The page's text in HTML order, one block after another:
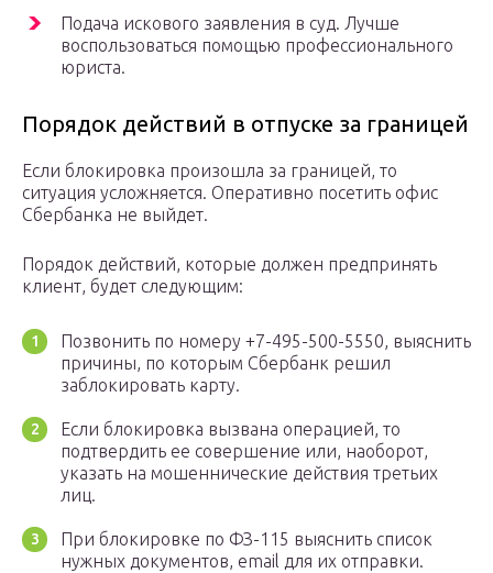
Подача искового заявления в суд. Лучше
воспользоваться помощью профессионального
юриста.
Порядок действий в отпуске за границей
Если блокировка произошла за границей, то
ситуация усложняется. Оперативно посетить офис
Сбербанка не выйдет.
Порядок действий, которые должен предпринять
клиент, будет следующим:
Позвонить по номеру +7-495-500-5550, выяснить
причины, по которым Сбербанк решил
заблокировать карту.
Если блокировка вызвана операцией, то
подтвердить ее совершение или, наоборот,
указать на мошеннические действия третьих
лиц.
При блокировке по ФЗ-115 выяснить список
нужных документов, email для их отправки.